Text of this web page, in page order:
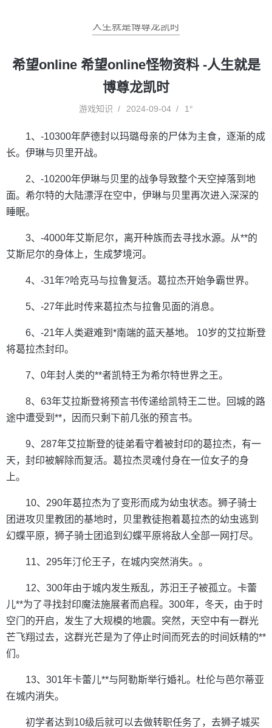
人生就是博尊龙凯时
希望online 希望online怪物资料 -人生就是
博尊龙凯时
游戏知识 2024-09-04 1°
1、-10300年萨德封以玛璐母亲的尸体为主食，逐渐的成
长。伊琳与贝里开战。
2、-10200年伊琳与贝里的战争导致整个天空掉落到地
面。希尔特的大陆漂浮在空中，伊琳与贝里再次进入深深的
睡眠。
3、-4000年艾斯尼尔，离开种族而去寻找水源。从**的
艾斯尼尔的身体上，生成梦境河。
4、-31年?哈克马与拉鲁复活。葛拉杰开始争霸世界。
5、-27年此时传来葛拉杰与拉鲁见面的消息。
6、-21年人类避难到*南端的蓝天基地。 10岁的艾拉斯登
将葛拉杰封印。
7、0年封人类的**者凯特王为希尔特世界之王。
8、63年艾拉斯登将预言书传递给凯特王二世。回城的路
途中遭受到**，因而只剩下前几张的预言书。
9、287年艾拉斯登的徒弟看守着被封印的葛拉杰，有一
天，封印被解除而复活。葛拉杰灵魂付身在一位女子的身
上。
10、290年葛拉杰为了变形而成为幼虫状态。狮子骑士
团进攻贝里教团的基地时，贝里教徒抱着葛拉杰的幼虫逃到
幻蝶平原，狮子骑士团追到幻蝶平原将敌人全部一网打尽。
11、295年汀伦王子，在城内突然消失。。
12、300年由于城内发生叛乱，苏汨王子被孤立。卡蕾
儿**为了寻找封印魔法施展者而启程。300年，冬天，由于时
空门的开启，发生了大规模的地震。突然，天空中有一群光
芒飞翔过去，这群光芒是为了停止时间而死去的时间妖精的**
们。
13、301年卡蕾儿**与阿勒斯举行婚礼。杜伦与芭尔蒂亚
在城内消失。
初学者达到10级后就可以去做转职任务了，去狮子城买